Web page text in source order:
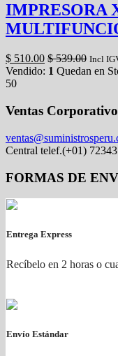
IMPRESORA
$ 510.00 $539.00 Incl
Vendido: 1 Quedan en
50
Ventas
Central telef.(+01)
FORMAS DE
Entrega Express
Recíbelo en 2 horas o
Envío Estándar